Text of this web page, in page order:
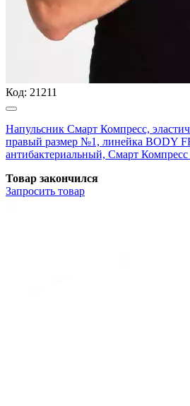
Код: 21211
Напульсник Смарт Компресс,
правый размер №1, линейка BODY
антибактериальный, Смарт
Товар закончился
Запросить товар